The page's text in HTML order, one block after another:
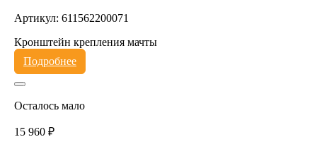
Артикул: 611562200071
Кронштейн крепления мачты
Подробнее
Осталось мало
15 960 ₽